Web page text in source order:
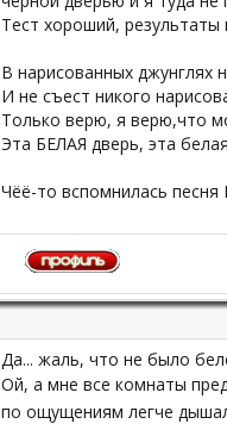
Тест хороший, результаты
В нарисованных джунглях
И не съест никого
Только верю, я верю,что
Эта БЕЛАЯ дверь, эта
Чёё-то вспомнилась песня
Да... жаль, что не было
Ой, а мне все комнаты
по ощущениям легче